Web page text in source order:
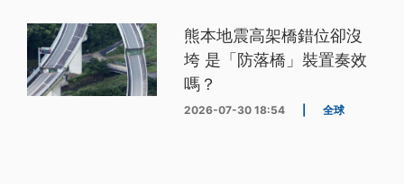
熊本地震高架橋錯位卻沒
垮 是「防落橋」裝置奏效
嗎？
2026-07-30 18:54 全球